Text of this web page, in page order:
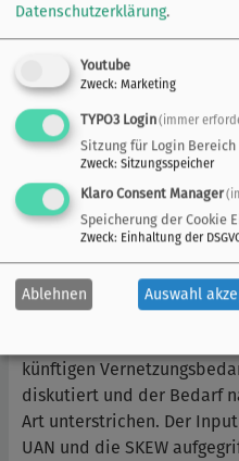
folgenden Schwerpunkte
Faire Beschaffung
Kommunen in der
Stadt Bremerhaven)
Langfristig engagiert
in Arbeits- und
Fairtrade Deutschland
Aktionszentrum 3. Welt
Kommunikation und
Klimaschutzmanagerin
Prozessbegleiterin)
künftigen
diskutiert und der Bedarf
Art unterstrichen. Der
UAN und die SKEW
Datenschutzerklärung.
Youtube
Zweck: Marketing
TYPO3 Login(immer
Sitzung für Login Bereich
Zweck: Sitzungsspeicher
Klaro Consent Manager
Speicherung der Cookie
Zweck: Einhaltung der
Ablehnen Auswahl